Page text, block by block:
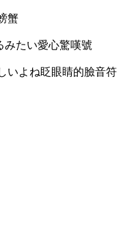
蟹
みたい愛心驚嘆號
いよね眨眼睛的臉音符